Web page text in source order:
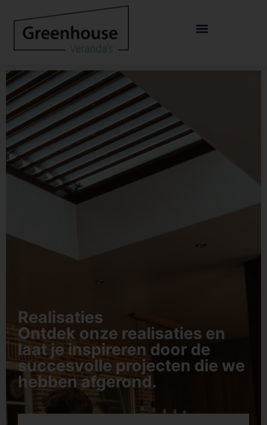
Realisaties
Ontdek onze realisaties en
laat je inspireren door de
succesvolle projecten die we
hebben afgerond.